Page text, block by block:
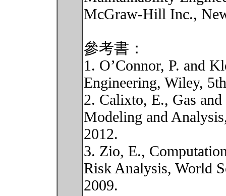
McGraw-Hill Inc.,
參考書：
1. O’Connor, P. and
Engineering, Wiley,
2. Calixto, E., Gas
Modeling and
2012.
3. Zio, E.,
Risk Analysis, World
2009.